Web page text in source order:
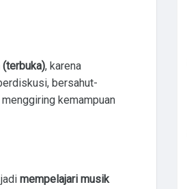
, karena
bersahut-
kemampuan
mempelajari musik